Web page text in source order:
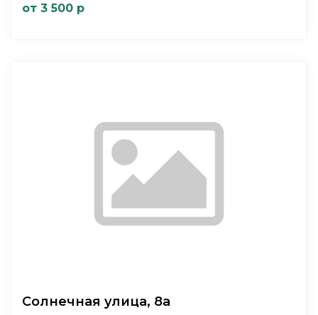
от 3 500 р
Солнечная улица, 8а